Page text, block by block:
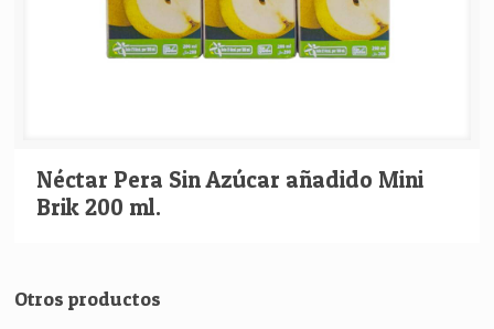
Néctar Pera Sin Azúcar añadido Mini
Brik 200 ml.
Otros productos